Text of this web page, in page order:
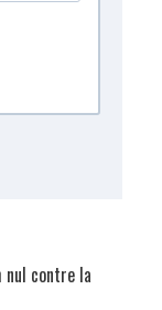
nul contre la